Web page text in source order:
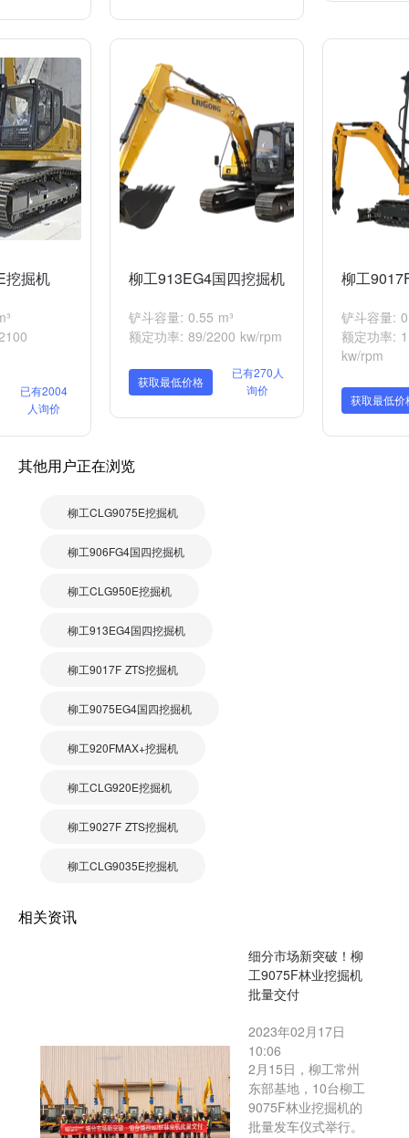
挖掘机
已有2004
人询价
柳工913EG4国四挖掘机
铲斗容量: 0.55 m³
额定功率: 89/2200 kw/rpm
获取最低价格
已有270人
询价
柳工
铲斗容量:
额定功率:
kw/rpm
获取最低价
其他用户正在浏览
柳工CLG9075E挖掘机
柳工906FG4国四挖掘机
柳工CLG950E挖掘机
柳工913EG4国四挖掘机
柳工9017F ZTS挖掘机
柳工9075EG4国四挖掘机
柳工920FMAX+挖掘机
柳工CLG920E挖掘机
柳工9027F ZTS挖掘机
柳工CLG9035E挖掘机
相关资讯
细分市场新突破！柳
工9075F林业挖掘机
批量交付
2023年02月17日
10:06
2月15日，柳工常州
东部基地，10台柳工
9075F林业挖掘机的
批量发车仪式举行。